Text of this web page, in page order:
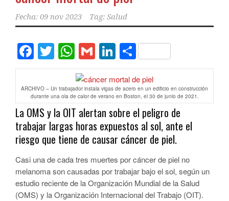
Fecha: 09 nov 2023 Tag: Salud
Facebook
Twitter
WhatsApp
GmailLinkedIn
Compartir
ARCHIVO – Un trabajador instala vigas de acero en un edificio en construcción
durante una ola de calor de verano en Boston, el 30 de junio de 2021.
La OMS y la OIT alertan sobre el peligro de
trabajar largas horas expuestos al sol, ante el
riesgo que tiene de causar cáncer de piel.
Casi una de cada tres muertes por cáncer de piel no
melanoma son causadas por trabajar bajo el sol, según un
estudio reciente de la Organización Mundial de la Salud
(OMS) y la Organización Internacional del Trabajo (OIT).